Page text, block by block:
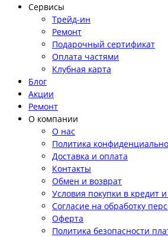
Сервисы
Трейд-ин
Ремонт
Подарочный сертификат
Оплата частями
Клубная карта
Блог
Акции
Ремонт
О компании
О нас
Политика
Доставка и оплата
Контакты
Обмен и возврат
Условия покупки в кредит
Согласие на обработку
Оферта
Политика безопасности